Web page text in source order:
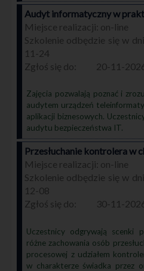
Audyt informatyczny w
on-line
11-24
20-11-
Zajęcia pozwalają poznać i
audytem urządzeń
aplikacji biznesowych.
audytu bezpieczeństwa IT.
Przesłuchanie kontrolera w
on-line
12-08
30-11-
Uczestnicy odgrywają scenki
różne zachowania osób
procesowej z udziałem
w charakterze świadka przez